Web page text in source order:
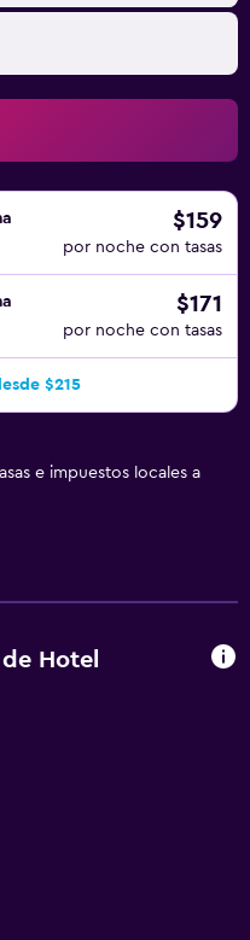
$159
por noche con tasas
$171
por noche con tasas
$215
e impuestos locales a
Hotel